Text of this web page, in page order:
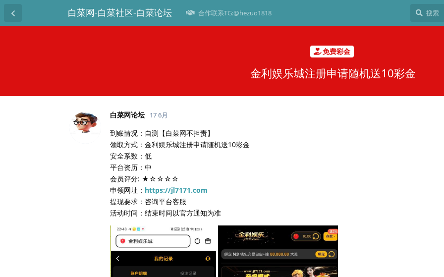
白菜网-白菜社区-白菜论坛 合作联系TG:@hezuo1818
免费彩金
金利娱乐城注册申请随机送10彩金
白菜网论坛 17 6月
到账情况：自测【白菜网不担责】
领取方式：金利娱乐城注册申请随机送10彩金
安全系数：低
平台资历：中
会员评分: ★☆☆☆☆
申领网址： https://jl7171.com
提现要求：咨询平台客服
活动时间：结束时间以官方通知为准